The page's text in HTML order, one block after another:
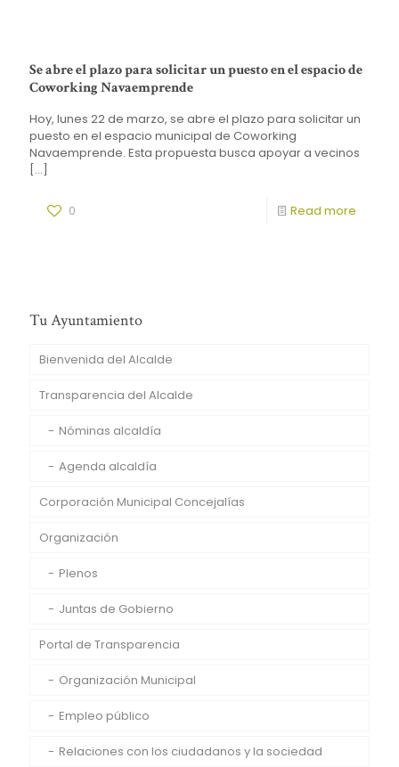
Se abre el plazo para solicitar un puesto en el espacio de
Coworking Navaemprende
Hoy, lunes 22 de marzo, se abre el plazo para solicitar un
puesto en el espacio municipal de Coworking
Navaemprende. Esta propuesta busca apoyar a vecinos
[…]
0 Read more
Tu Ayuntamiento
Bienvenida del Alcalde
Transparencia del Alcalde
Nóminas alcaldía
Agenda alcaldía
Corporación Municipal Concejalías
Organización
Plenos
Juntas de Gobierno
Portal de Transparencia
Organización Municipal
Empleo público
Relaciones con los ciudadanos y la sociedad